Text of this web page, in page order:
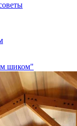
шиком"